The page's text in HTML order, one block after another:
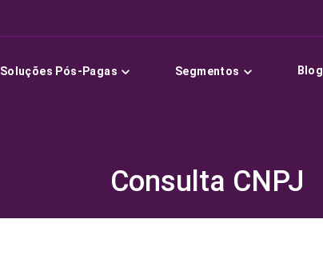
Soluções Pós-Pagas Segmentos Blog
Consulta CNPJ